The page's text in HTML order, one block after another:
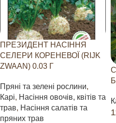
ПРЕЗИДЕНТ НАСІННЯ
СЕЛЕРИ КОРЕНЕВОЇ (RIJK
ZWAAN) 0.03 Г
Пряні та зелені рослини,
Карі, Насіння овочів, квітів та
трав, Насіння салатів та
пряних трав